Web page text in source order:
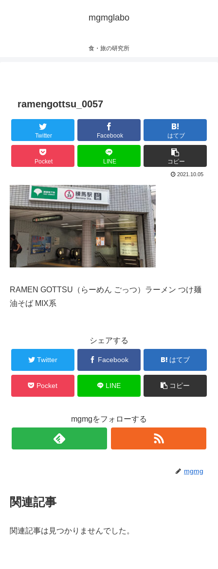
mgmglabo
食・旅の研究所
ramengottsu_0057
Twitter Facebook はてブ
Pocket LINE コピー
2021.10.05
RAMEN GOTTSU（らーめん ごっつ）ラーメン つけ麺
油そば MIX系
シェアする
Twitter Facebook はてブ
Pocket LINE コピー
mgmgをフォローする
mgmg
関連記事
関連記事は見つかりませんでした。